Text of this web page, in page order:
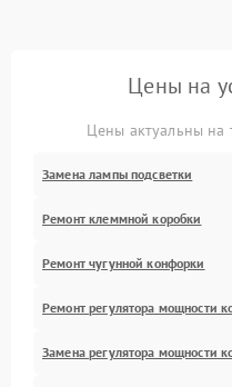
Цены на
Цены актуальны на
Замена лампы подсветки
Ремонт клеммной коробки
Ремонт чугунной конфорки
Ремонт регулятора мощности
Замена регулятора мощности